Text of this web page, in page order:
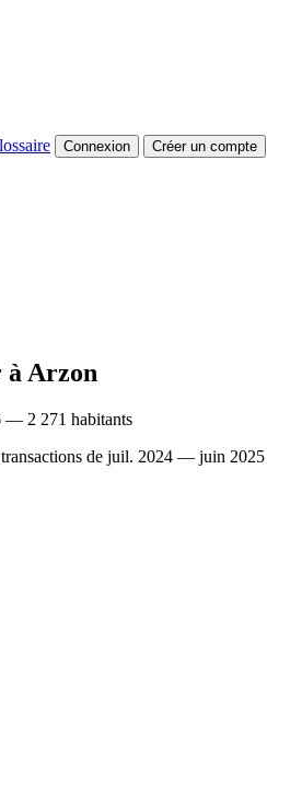
Connexion Créer un compte
Arzon
— 2 271 habitants
transactions de juil. 2024 — juin 2025